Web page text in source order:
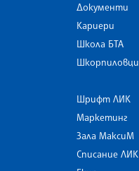
Документи
Кариери
Школа БТА
Шкорпиловци
Шрифт ЛИК
Маркетинг
Зала МаксиМ
Списание ЛИК